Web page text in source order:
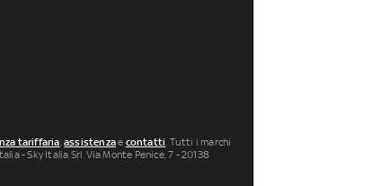
tariffaria,assistenzae contatti. Tutti i marchi
- Sky Italia Srl Via Monte Penice, 7 - 20138